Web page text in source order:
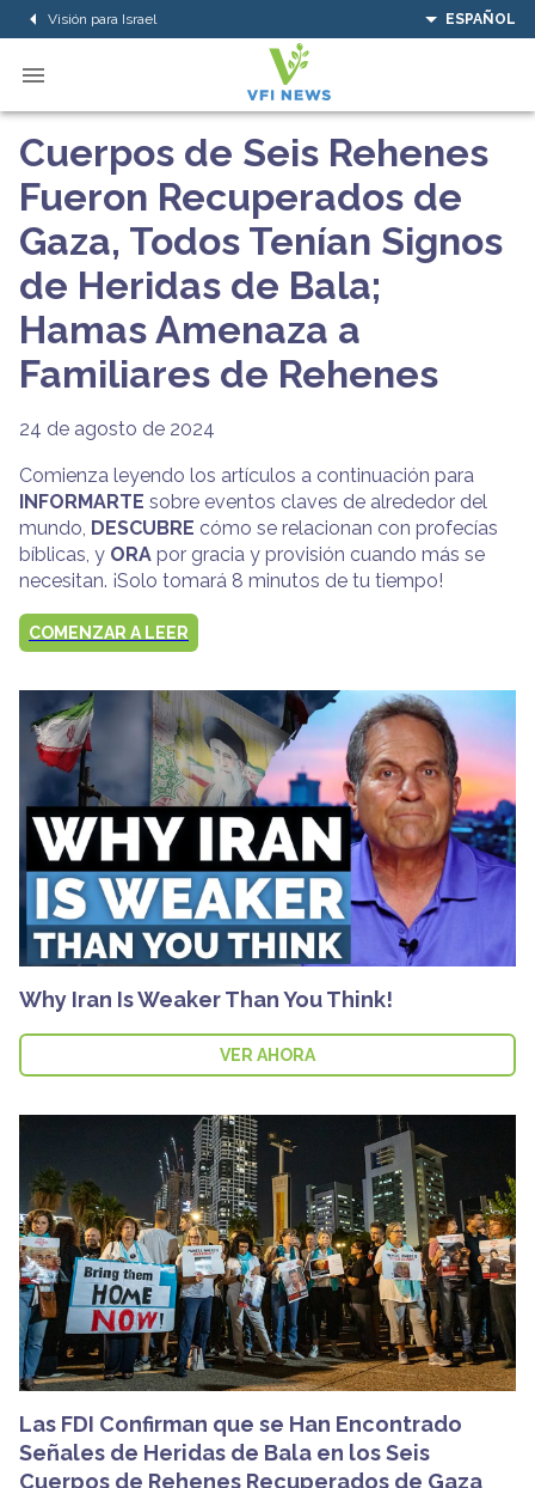
Visión para Israel ESPAÑOL
Cuerpos de Seis Rehenes
Fueron Recuperados de
Gaza, Todos Tenían Signos
de Heridas de Bala;
Hamas Amenaza a
Familiares de Rehenes
24 de agosto de 2024
Comienza leyendo los artículos a continuación para
INFORMARTE sobre eventos claves de alrededor del
mundo, DESCUBRE cómo se relacionan con profecías
bíblicas, y ORA por gracia y provisión cuando más se
necesitan. ¡Solo tomará 8 minutos de tu tiempo!
COMENZAR A LEER
Why Iran Is Weaker Than You Think!
VER AHORA
Las FDI Confirman que se Han Encontrado
Señales de Heridas de Bala en los Seis
Cuerpos de Rehenes Recuperados de Gaza